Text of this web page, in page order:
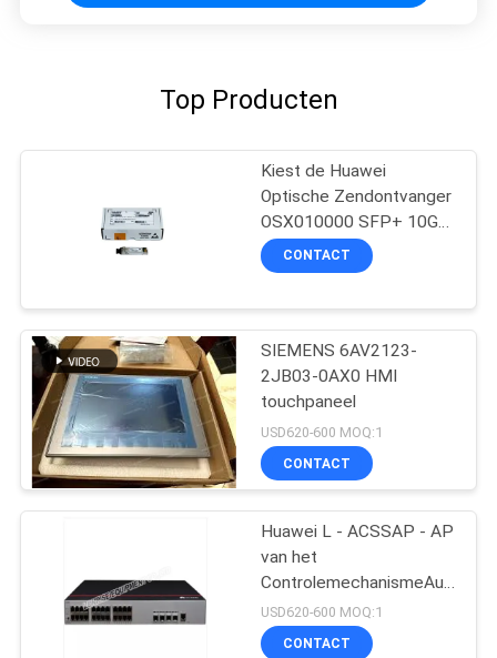
Top Producten
Kiest de Huawei
Optische Zendontvanger
OSX010000 SFP+ 10G
Wijzemodule 1310nm
10km LC uit
CONTACT
SIEMENS 6AV2123-
2JB03-0AX0 HMI
touchpaneel
USD620-600 MOQ:1
CONTACT
Huawei L - ACSSAP - AP
van het
van 128AP AC6508
Middelvergunning
USD620-600 MOQ:1
CONTACT